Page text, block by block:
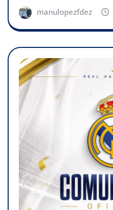
manulopezfdez